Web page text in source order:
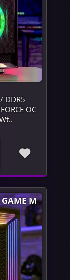
DDR5
OC
M